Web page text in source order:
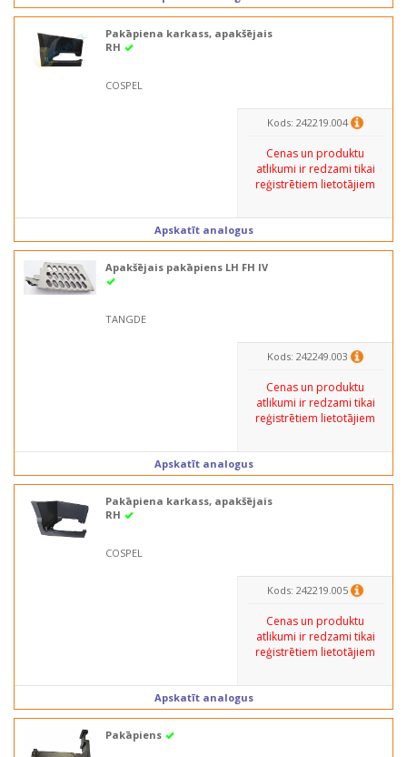
Pakāpiena karkass, apakšējais
RH
COSPEL
Kods: 242219.004
Cenas un produktu
atlikumi ir redzami tikai
reģistrētiem lietotājiem
Apskatīt analogus
Apakšējais pakāpiens LH FH IV
TANGDE
Kods: 242249.003
Cenas un produktu
atlikumi ir redzami tikai
reģistrētiem lietotājiem
Apskatīt analogus
Pakāpiena karkass, apakšējais
RH
COSPEL
Kods: 242219.005
Cenas un produktu
atlikumi ir redzami tikai
reģistrētiem lietotājiem
Apskatīt analogus
Pakāpiens